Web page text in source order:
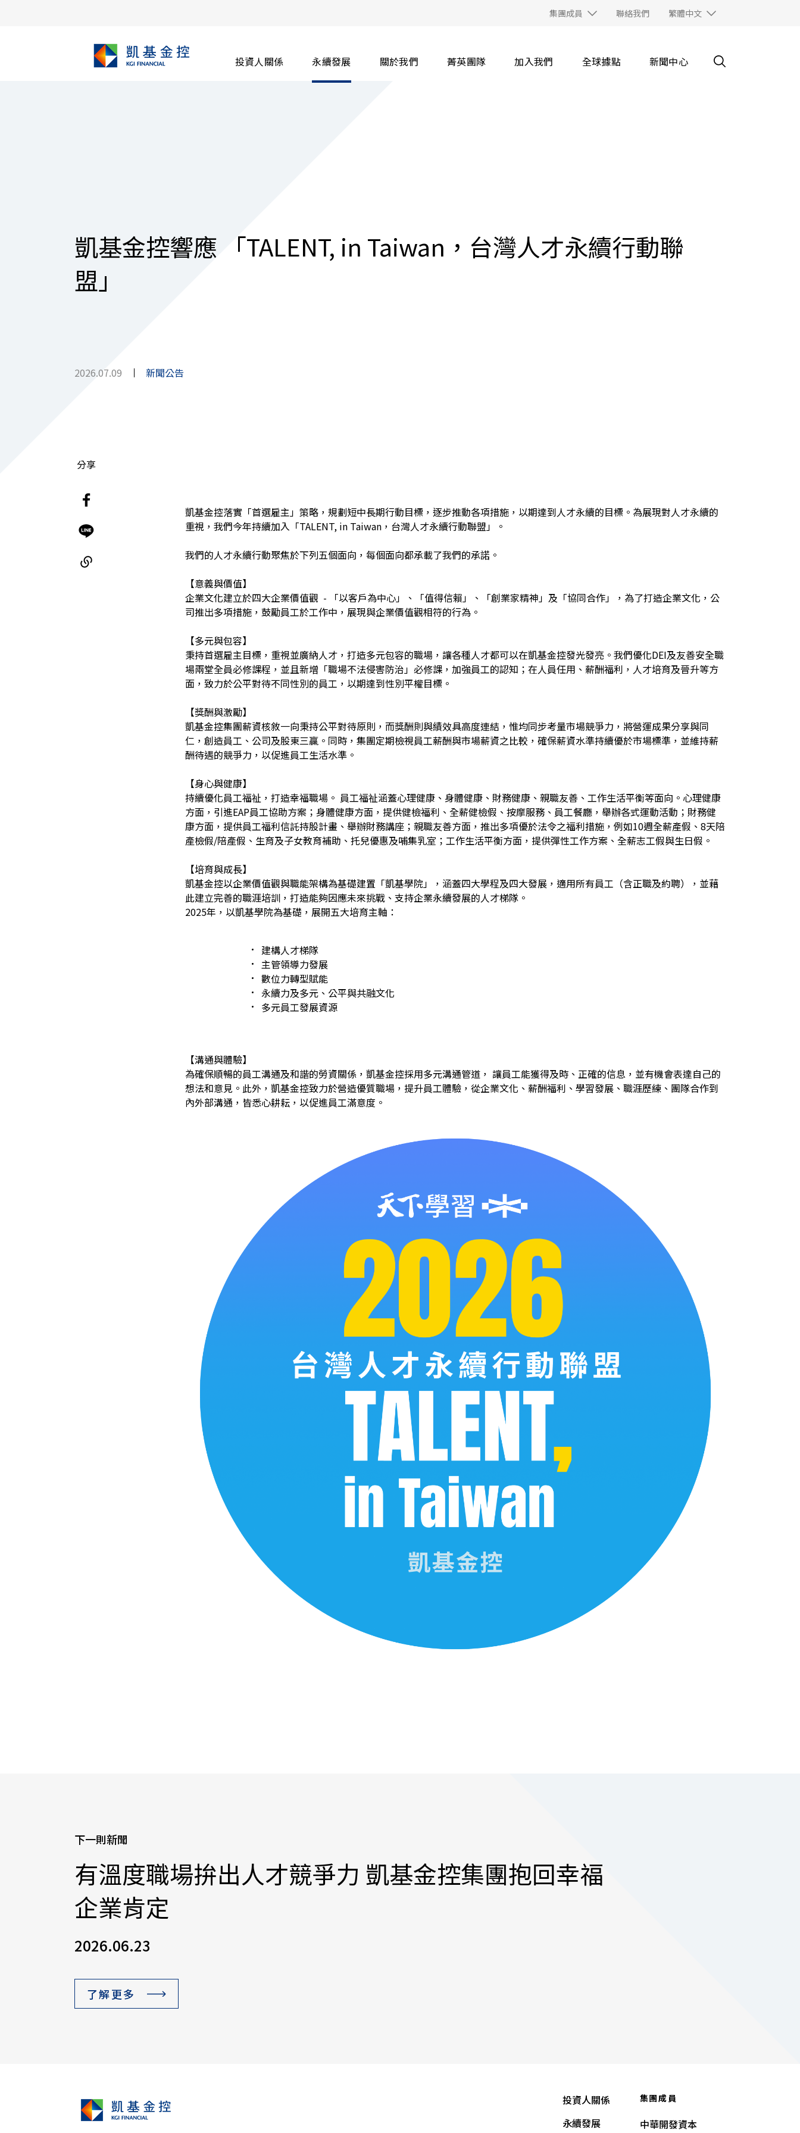
集團成員 聯絡我們 繁體中文
投資人關係 永續發展 關於我們 菁英團隊 加入我們 全球據點 新聞中心
凱基金控響應 「TALENT, in Taiwan，台灣人才永續行動聯
盟」
2026.07.09 新聞公告
分享
凱基金控落實「首選雇主」策略，規劃短中長期行動目標，逐步推動各項措施，以期達到人才永續的目標。為展現對人才永續的
重視，我們今年持續加入「TALENT, in Taiwan，台灣人才永續行動聯盟」。
我們的人才永續行動聚焦於下列五個面向，每個面向都承載了我們的承諾。
【意義與價值】
企業文化建立於四大企業價值觀 - 「以客戶為中心」、「值得信賴」、「創業家精神」及「協同合作」，為了打造企業文化，公
司推出多項措施，鼓勵員工於工作中，展現與企業價值觀相符的行為。
【多元與包容】
秉持首選雇主目標，重視並廣納人才，打造多元包容的職場，讓各種人才都可以在凱基金控發光發亮。我們優化DEI及友善安全職
場兩堂全員必修課程，並且新增「職場不法侵害防治」必修課，加強員工的認知；在人員任用、薪酬福利，人才培育及晉升等方
面，致力於公平對待不同性別的員工，以期達到性別平權目標。
【獎酬與激勵】
凱基金控集團薪資核敘一向秉持公平對待原則，而獎酬則與績效具高度連結，惟均同步考量市場競爭力，將營運成果分享與同
仁，創造員工、公司及股東三贏。同時，集團定期檢視員工薪酬與市場薪資之比較，確保薪資水準持續優於市場標準，並維持薪
酬待遇的競爭力，以促進員工生活水準。
【身心與健康】
持續優化員工福祉，打造幸福職場。 員工福祉涵蓋心理健康、身體健康、財務健康、親職友善、工作生活平衡等面向。心理健康
方面，引進EAP員工協助方案；身體健康方面，提供健檢福利、全薪健檢假、按摩服務、員工餐廳，舉辦各式運動活動；財務健
康方面，提供員工福利信託持股計畫、舉辦財務講座；親職友善方面，推出多項優於法令之福利措施，例如10週全薪產假、8天陪
產檢假/陪產假、生育及子女教育補助、托兒優惠及哺集乳室；工作生活平衡方面，提供彈性工作方案、全薪志工假與生日假。
【培育與成長】
凱基金控以企業價值觀與職能架構為基礎建置「凱基學院」，涵蓋四大學程及四大發展，適用所有員工（含正職及約聘），並藉
此建立完善的職涯培訓，打造能夠因應未來挑戰、支持企業永續發展的人才梯隊。
2025年，以凱基學院為基礎，展開五大培育主軸：
建構人才梯隊
主管領導力發展
數位力轉型賦能
永續力及多元、公平與共融文化
多元員工發展資源
【溝通與體驗】
為確保順暢的員工溝通及和諧的勞資關係，凱基金控採用多元溝通管道， 讓員工能獲得及時、正確的信息，並有機會表達自己的
想法和意見。此外，凱基金控致力於營造優質職場，提升員工體驗，從企業文化、薪酬福利、學習發展、職涯歷練、團隊合作到
內外部溝通，皆悉心耕耘，以促進員工滿意度。
下一則新聞
有溫度職場拚出人才競爭力 凱基金控集團抱回幸福
企業肯定
2026.06.23
了解更多
投資人關係
永續發展
集團成員
中華開發資本